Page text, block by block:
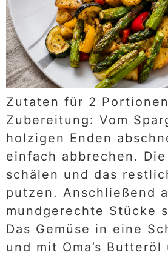
Zutaten für 2
Zubereitung: Vom
holzigen Enden
einfach abbrechen.
schälen und das
putzen. Anschließend
mundgerechte Stücke
Das Gemüse in eine
und mit Oma’s Butteröl